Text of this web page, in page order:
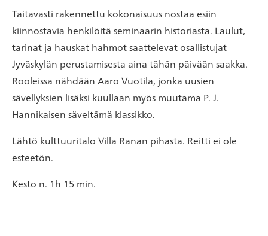
Taitavasti rakennettu kokonaisuus nostaa esiin
kiinnostavia henkilöitä seminaarin historiasta. Laulut,
tarinat ja hauskat hahmot saattelevat osallistujat
Jyväskylän perustamisesta aina tähän päivään saakka.
Rooleissa nähdään Aaro Vuotila, jonka uusien
sävellyksien lisäksi kuullaan myös muutama P. J.
Hannikaisen säveltämä klassikko.
Lähtö kulttuuritalo Villa Ranan pihasta. Reitti ei ole
esteetön.
Kesto n. 1h 15 min.